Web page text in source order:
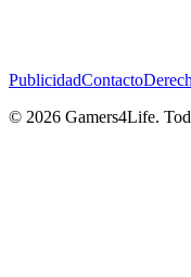
PublicidadContacto
© 2026 Gamers4Life.